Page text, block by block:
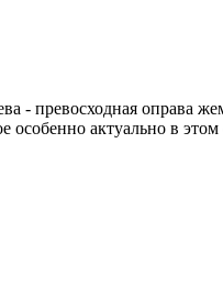
превосходная оправа
актуально в